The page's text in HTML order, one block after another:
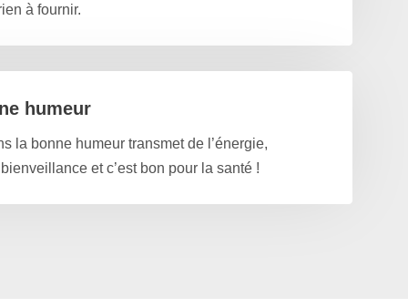
à fournir.
humeur
la bonne humeur transmet de l’énergie,
et c’est bon pour la santé !